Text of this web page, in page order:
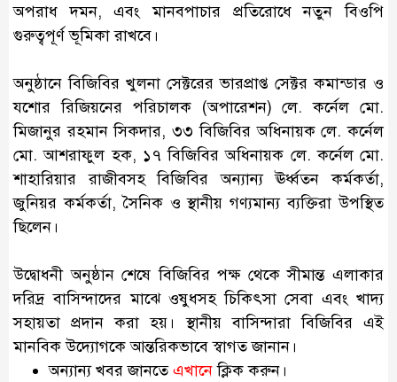
অপরাধ দমন, এবং মানবপাচার প্রতিরোধে নতুন বিওপি
গুরুত্বপূর্ণ ভূমিকা রাখবে।
অনুষ্ঠানে বিজিবির খুলনা সেক্টরের ভারপ্রাপ্ত সেক্টর কমান্ডার ও
যশোর রিজিয়নের পরিচালক (অপারেশন) লে. কর্নেল মো.
মিজানুর রহমান সিকদার, ৩৩ বিজিবির অধিনায়ক লে. কর্নেল
মো. আশরাফুল হক, ১৭ বিজিবির অধিনায়ক লে. কর্নেল মো.
শাহারিয়ার রাজীবসহ বিজিবির অন্যান্য ঊর্ধ্বতন কর্মকর্তা,
জুনিয়র কর্মকর্তা, সৈনিক ও স্থানীয় গণ্যমান্য ব্যক্তিরা উপস্থিত
ছিলেন।
উদ্বোধনী অনুষ্ঠান শেষে বিজিবির পক্ষ থেকে সীমান্ত এলাকার
দরিদ্র বাসিন্দাদের মাঝে ওষুধসহ চিকিৎসা সেবা এবং খাদ্য
সহায়তা প্রদান করা হয়। স্থানীয় বাসিন্দারা বিজিবির এই
মানবিক উদ্যোগকে আন্তরিকভাবে স্বাগত জানান।
অন্যান্য খবর জানতে এখানে ক্লিক করুন।